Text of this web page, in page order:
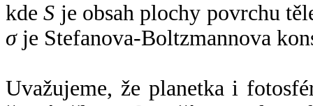
kdeS je obsah plochy povrchu
σje Stefanova-Boltzmannova
Uvažujeme, že planetka i